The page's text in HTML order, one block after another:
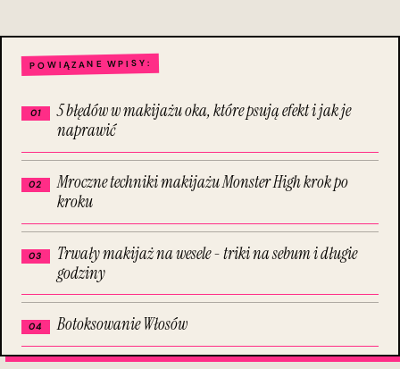
POWIĄZANE WPISY:
5 błędów w makijażu oka, które psują efekt i jak je
naprawić
Mroczne techniki makijażu Monster High krok po
kroku
Trwały makijaż na wesele - triki na sebum i długie
godziny
Botoksowanie Włosów